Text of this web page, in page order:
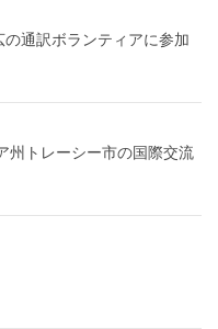
通訳ボランティアに参加
州トレーシー市の国際交流